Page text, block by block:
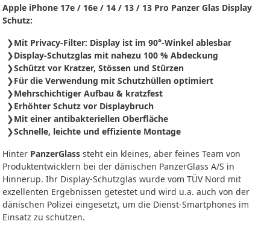
Apple iPhone 17e / 16e / 14 / 13 / 13 Pro Panzer Glas Display
Schutz:
Mit Privacy-Filter: Display ist im 90°-Winkel ablesbar
Display-Schutzglas mit nahezu 100 % Abdeckung
Schützt vor Kratzer, Stössen und Stürzen
Für die Verwendung mit Schutzhüllen optimiert
Mehrschichtiger Aufbau & kratzfest
Erhöhter Schutz vor Displaybruch
Mit einer antibakteriellen Oberfläche
Schnelle, leichte und effiziente Montage
Hinter PanzerGlass steht ein kleines, aber feines Team von
Produktentwicklern bei der dänischen PanzerGlass A/S in
Hinnerup. Ihr Display-Schutzglas wurde vom TÜV Nord mit
exzellenten Ergebnissen getestet und wird u.a. auch von der
dänischen Polizei eingesetzt, um die Dienst-Smartphones im
Einsatz zu schützen.